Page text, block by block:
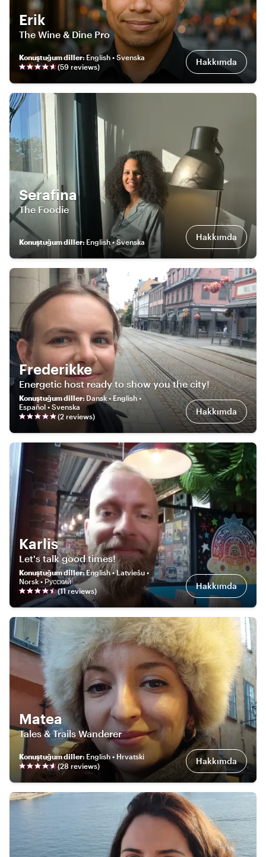
Erik
The Wine & Dine Pro
Konuştuğum diller: English • Svenska
(59 reviews) Hakkımda
Serafina
The Foodie
Konuştuğum diller: English • Svenska Hakkımda
Frederikke
Energetic host ready to show you the city!
Konuştuğum diller: Dansk • English •
Español • Svenska
(2 reviews) Hakkımda
Karlis
Let's talk good times!
Konuştuğum diller:English • Latviešu •
Norsk • Русский
(11reviews) Hakkımda
Matea
Tales & Trails Wanderer
Konuştuğum diller: English • Hrvatski
(28 reviews) Hakkımda